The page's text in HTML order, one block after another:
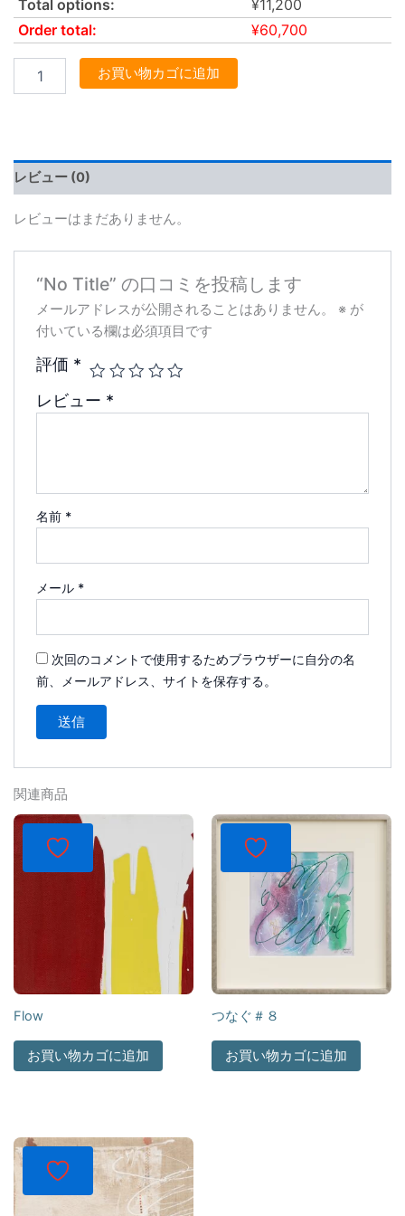
Total options: ¥11,200
Order total:
¥60,700
お買い物カゴに追加
レビュー (0)
レビューはまだありません。
“No Title” の口コミを投稿します
メールアドレスが公開されることはありません。 ※ が
付いている欄は必須項目です
評価 *
レビュー *
名前 *
メール *
次回のコメントで使用するためブラウザーに自分の名
前、メールアドレス、サイトを保存する。
関連商品
Flow
お買い物カゴに追加
つなぐ＃８
お買い物カゴに追加